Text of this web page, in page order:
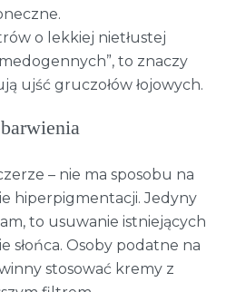
o lekkiej nietłustej
to znaczy
ujść gruczołów łojowych.
– nie ma sposobu na
hiperpigmentacji. Jedyny
to usuwanie istniejących
słońca. Osoby podatne na
stosować kremy z